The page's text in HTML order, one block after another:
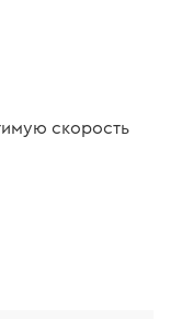
скорость